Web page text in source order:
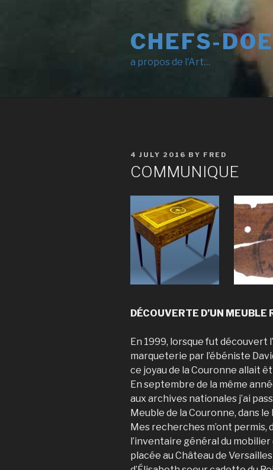
CHEFS-
a propos de l'Art…
POSTED
4 JULY 2016 BY FRED
COMMUNIQUE
DÉCOUVERTE D’UN MEUBLE
En 1999, lorsque fut découvert
marqueterie par l’ébéniste
ce joyau de la Couronne allait
En septembre de la même
aux archives nationales j’ai
Meuble de la Couronne, dans
Mes recherches m’ont permis,
l’inventaire général du
placée au Château de